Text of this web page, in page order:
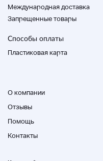
Заметки
★ В принципе для
возвращается
мы попросим вас
плохо».
вышеизложенное,
Международная доставка
Запрещенные товары
Способы оплаты
Пластиковая карта
О компании
Отзывы
Помощь
Контакты